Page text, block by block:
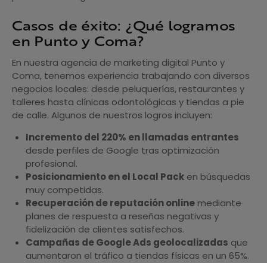
Casos de éxito: ¿Qué logramos
en Punto y Coma?
En nuestra agencia de marketing digital Punto y
Coma, tenemos experiencia trabajando con diversos
negocios locales: desde peluquerías, restaurantes y
talleres hasta clínicas odontológicas y tiendas a pie
de calle. Algunos de nuestros logros incluyen:
Incremento del 220% en llamadas entrantes
desde perfiles de Google tras optimización
profesional.
Posicionamiento en el Local Packen búsquedas
muy competidas.
Recuperación de reputación onlinemediante
planes de respuesta a reseñas negativas y
fidelización de clientes satisfechos.
Campañas de Google Ads geolocalizadas que
aumentaron el tráfico a tiendas físicas en un 65%.